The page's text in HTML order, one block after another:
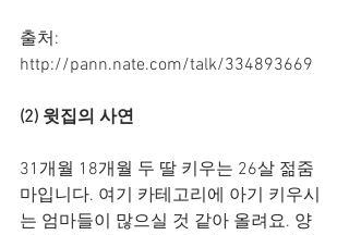
출처:
http://pann.nate.com/talk/334893669
(2) 윗집의 사연
31개월 18개월 두 딸 키우는 26살 젊줌
마입니다. 여기 카테고리에 아기 키우시
는 엄마들이 많으실 것 같아 올려요. 양